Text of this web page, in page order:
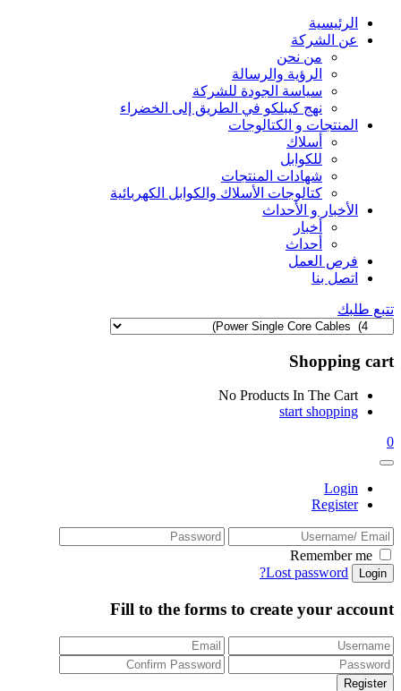
الرئيسية
عن الشركة
من نحن
الرؤية والرسالة
سياسة الجودة للشركة
نهج كيبلكو في الطريق إلى الخضراء
المنتجات و الكتالوجات
أسلاك
للكوابل
شهادات المنتجات
كتالوجات الأسلاك والكوابل الكهربائية
الأخبار و الأحداث
أخبار
أحداث
فرص العمل
اتصل بنا
تتبع طلبك
Shopping cart
No Products In The Cart
start shopping
0
Login
Register
Remember me
Lost password?
Fill to the forms to create your account